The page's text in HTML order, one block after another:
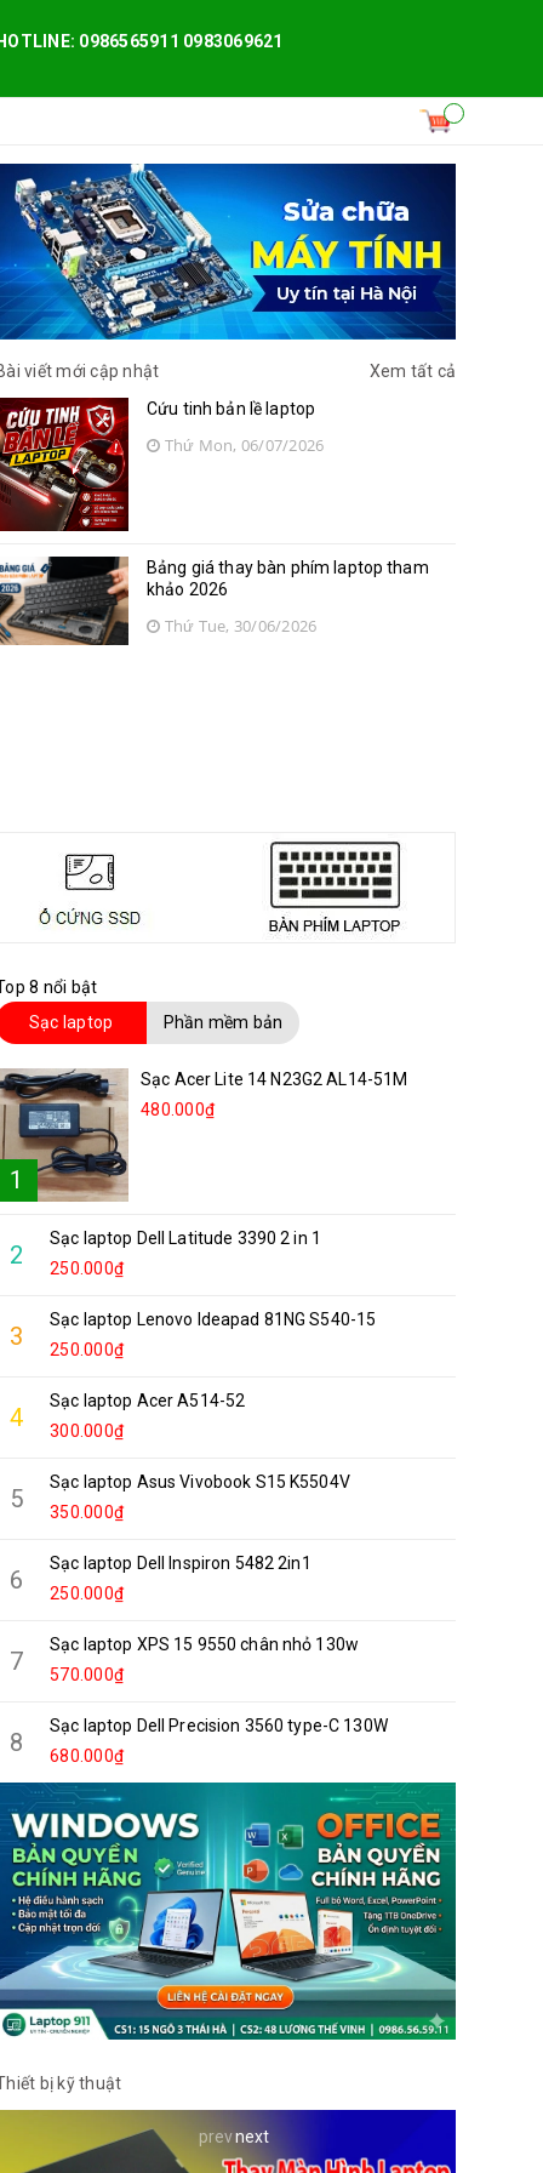
HOTLINE: 0986565911 0983069621
viết mới cập nhật
Xem tất cả
Cứu tinh bản lề laptop
Thứ Mon, 06/07/2026
Bảng giá thay bàn phím laptop tham
khảo 2026
Thứ Tue, 30/06/2026
prevnext
8 nổi bật
Sạc laptop
Phần mềm bản
1
Sạc Acer Lite 14 N23G2 AL14-51M
480.000₫
2
Sạc laptop Dell Latitude 3390 2 in 1
250.000₫
3
Sạc laptop Lenovo Ideapad 81NG S540-15
250.000₫
4
Sạc laptop Acer A514-52
300.000₫
5
Sạc laptop Asus Vivobook S15 K5504V
350.000₫
6
Sạc laptop Dell Inspiron 5482 2in1
250.000₫
7
Sạc laptop XPS 15 9550 chân nhỏ 130w
570.000₫
8
Sạc laptop Dell Precision 3560 type-C 130W
680.000₫
bị kỹ thuật